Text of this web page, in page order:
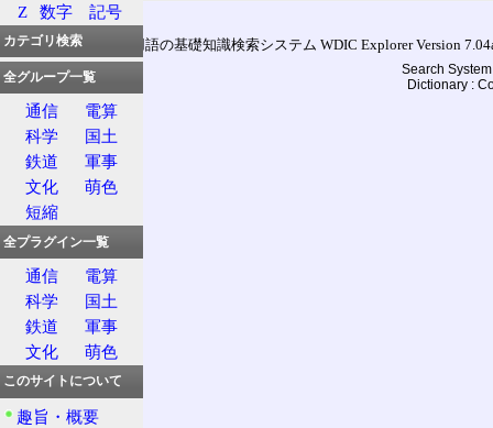
通信用語の基礎知識検索システム WDIC Explorer Version
Search
Dictionary :
Z
数字 記号
カテゴリ検索
全グループ一覧
通信
電算
科学
国土
鉄道
軍事
文化
萌色
短縮
全プラグイン一覧
通信
電算
科学
国土
鉄道
軍事
文化
萌色
このサイトについて
趣旨・概要